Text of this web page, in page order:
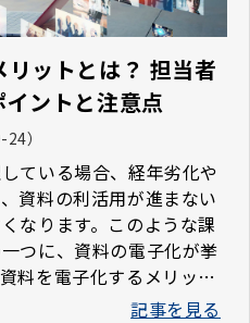
ットとは？ 担当者
ントと注意点
24）
ている場合、経年劣化や
資料の利活用が進まない
なります。このような課
つに、資料の電子化が挙
料を電子化するメリット
いて解説します。記事を見る